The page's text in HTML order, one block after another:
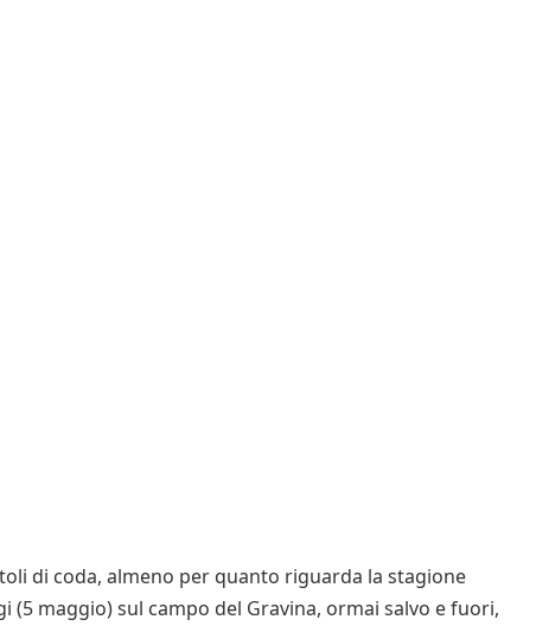
di coda, almeno per quanto riguarda la stagione
(5 maggio) sul campo del Gravina, ormai salvo e fuori,